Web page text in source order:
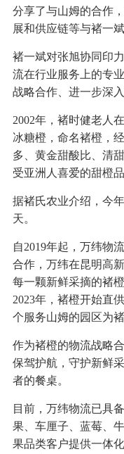
分享了与山姆的合作
展和供应链等与褚一
褚一斌对张旭协同印
流在行业服务上的专
战略合作、进一步深
2002年，褚时健老人
冰糖橙，命名褚橙，
多、黄金甜酸比、清
受亚洲人喜爱的甜橙品
据褚氏农业介绍，今
天。
自2019年起，万纬物
合作，万纬在昆明高
每一颗新鲜采摘的褚
2023年，褚橙开始直
个服务山姆的园区为
作为褚橙的物流战略
保驾护航，守护新鲜
者的餐桌。
目前，万纬物流已具
果、车厘子、蓝莓、
果品类客户提供一体